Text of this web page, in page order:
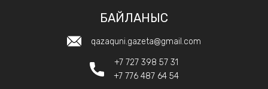
БАЙЛАНЫС
qazaquni.gazeta@gmail.com
+7 727 398 57 31
+7 776 487 64 54